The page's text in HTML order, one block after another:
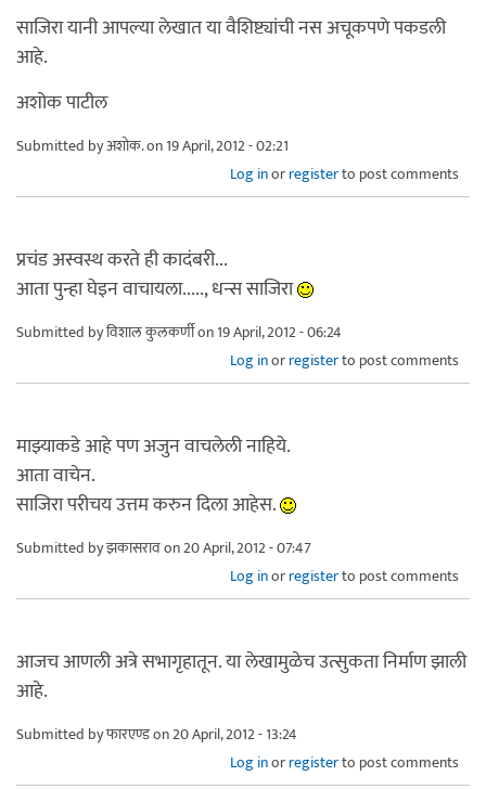
साजिरा यानी आपल्या लेखात या वैशिष्ट्यांची नस अचूकपणे पकडली
आहे.
अशोक पाटील
Submitted byअशोक.on 19 April, 2012 - 02:21
Log inorregisterto post comments
प्रचंड अस्वस्थ करते ही कादंबरी...
आता पुन्हा घेइन वाचायला....., धन्स साजिरा
Submitted byविशाल कुलकर्णीon 19 April, 2012 - 06:24
Log inorregisterto post comments
माझ्याकडे आहे पण अजुन वाचलेली नाहिये.
आता वाचेन.
साजिरा परीचय उत्तम करुन दिला आहेस.
Submitted byझकासरावon 20 April, 2012 - 07:47
Log inorregisterto post comments
आजच आणली अत्रे सभागृहातून. या लेखामुळेच उत्सुकता निर्माण झाली
आहे.
Submitted byफारएण्डon 20 April, 2012 - 13:24
Log inorregisterto post comments